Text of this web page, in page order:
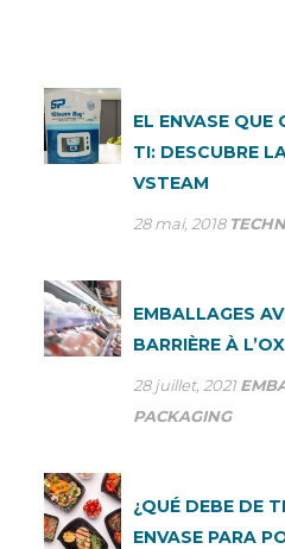
EL ENVASE QUE
TI: DESCUBRE
VSTEAM
28 mai, 2018
EMBALLAGES
BARRIÈRE À
28 juillet, 2021
PACKAGING
¿QUÉ DEBE DE
ENVASE PARA